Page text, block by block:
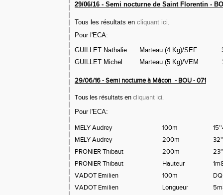
29/06/16 - Semi nocturne de Saint Florentin -
Tous les résultats en cliquant ici.
Pour l'ECA:
GUILLET Nathalie
Marteau (4 Kg)/SEF
GUILLET Michel
Marteau (5 Kg)/VEM
29/06/16 - Semi nocturne à Mâcon - BOU - 071
Tous les résultats encliquant ici.
Pour l'ECA:
MELY Audrey 100m
MELY Audrey
200m
PRONIER Thibaut
200m
PRONIER Thibaut
Hauteur
VADOT Emilien
100m DQ
VADOT Emilien
Longueur